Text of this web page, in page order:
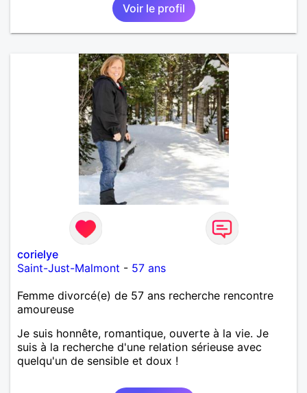
Voir le profil
corielye
Saint-Just-Malmont - 57 ans
Femme divorcé(e) de 57 ans recherche rencontre
amoureuse
Je suis honnête, romantique, ouverte à la vie. Je
suis à la recherche d'une relation sérieuse avec
quelqu'un de sensible et doux !